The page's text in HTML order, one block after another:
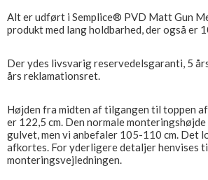
Alt er udført i Semplice® PVD Matt Gun
produkt med lang holdbarhed, der også er
Der ydes livsvarig reservedelsgaranti, 5
års reklamationsret.
Højden fra midten af ​​tilgangen til toppen
er 122,5 cm. Den normale
gulvet, men vi anbefaler 105-110 cm. Det
afkortes. For yderligere detaljer henvises
monteringsvejledningen.